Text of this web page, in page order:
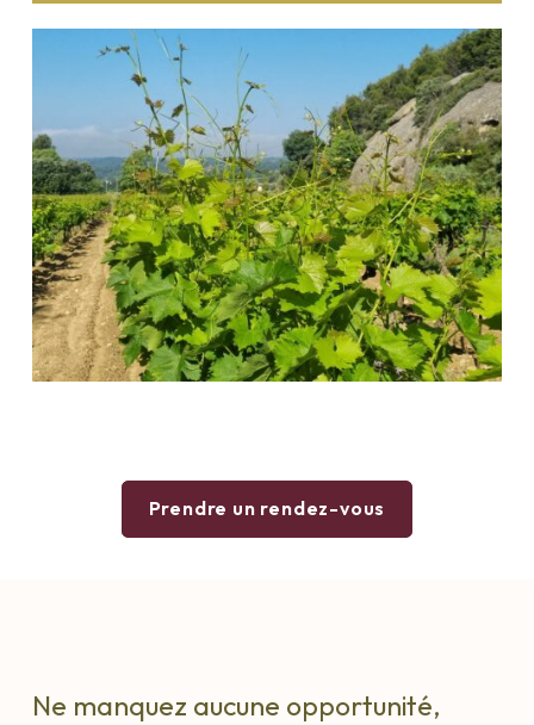
Prendre un rendez-vous
Ne manquez aucune opportunité,